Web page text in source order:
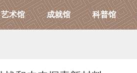
艺术馆 成就馆 科普馆